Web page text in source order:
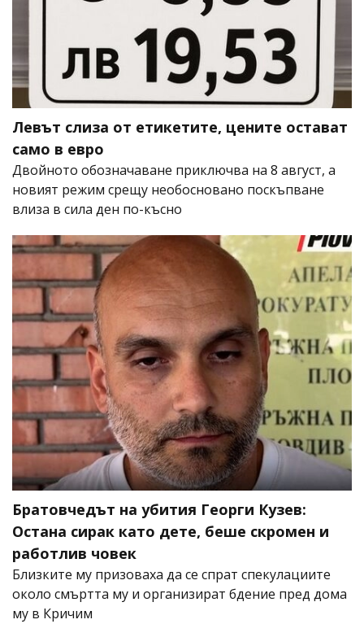
Левът слиза от етикетите, цените остават
само в евро
Двойното обозначаване приключва на 8 август, а
новият режим срещу необосновано поскъпване
влиза в сила ден по-късно
Братовчедът на убития Георги Кузев:
Остана сирак като дете, беше скромен и
работлив човек
Близките му призоваха да се спрат спекулациите
около смъртта му и организират бдение пред дома
му в Кричим